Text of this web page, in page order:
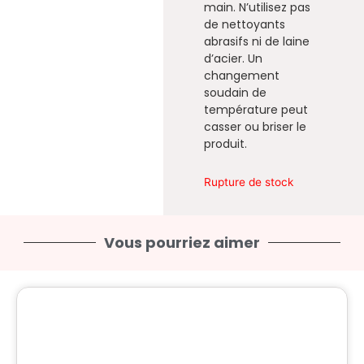
main. N’utilisez pas
de nettoyants
abrasifs ni de laine
d’acier. Un
changement
soudain de
température peut
casser ou briser le
produit.
Rupture de stock
Vous pourriez aimer